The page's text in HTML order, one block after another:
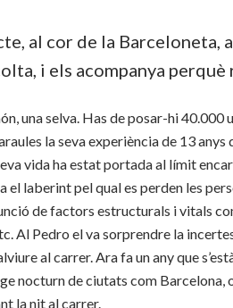
al cor de la Barceloneta,
i els acompanya
una selva. Has de posar-hi 40.000
la seva experiència de 13
vida ha estat portada al límit
el laberint pel qual es perden les
de factors estructurals i vitals
Al Pedro el va sorprendre la
al carrer. Ara fa un any que
nocturn de ciutats com Barcelona,
la nit al carrer.